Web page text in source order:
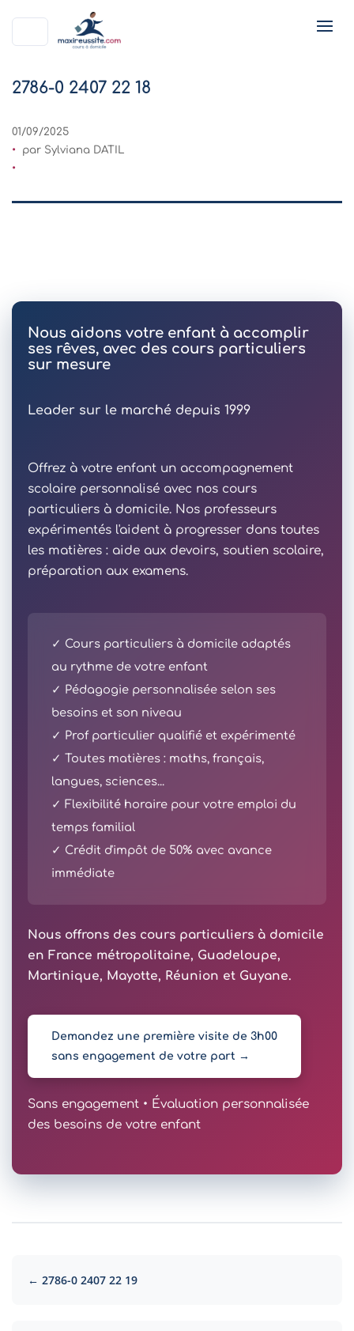
2786-0 2407 22 18
01/09/2025
par Sylviana DATIL
Nous aidons votre enfant à accomplir
ses rêves, avec des cours particuliers
sur mesure
Leader sur le marché depuis 1999
Offrez à votre enfant un accompagnement
scolaire personnalisé avec nos cours
particuliers à domicile. Nos professeurs
expérimentés l'aident à progresser dans toutes
les matières : aide aux devoirs, soutien scolaire,
préparation aux examens.
✓ Cours particuliers à domicile adaptés
au rythme de votre enfant
✓ Pédagogie personnalisée selon ses
besoins et son niveau
✓ Prof particulier qualifié et expérimenté
✓ Toutes matières : maths, français,
langues, sciences...
✓ Flexibilité horaire pour votre emploi du
temps familial
✓ Crédit d'impôt de 50% avec avance
immédiate
Nous offrons des cours particuliers à domicile
en France métropolitaine, Guadeloupe,
Martinique, Mayotte, Réunion et Guyane.
Demandez une première visite de 3h00
sans engagement de votre part →
Sans engagement • Évaluation personnalisée
des besoins de votre enfant
← 2786-0 2407 22 19